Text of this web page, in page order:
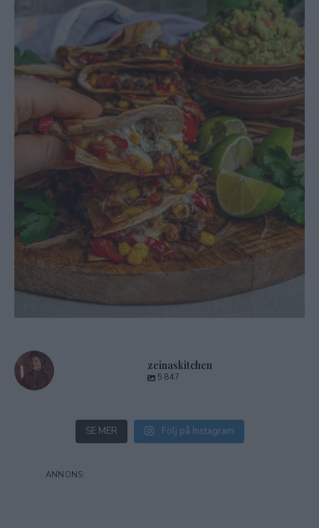
zeinaskitchen
5 847
SE MER Följ på Instagram